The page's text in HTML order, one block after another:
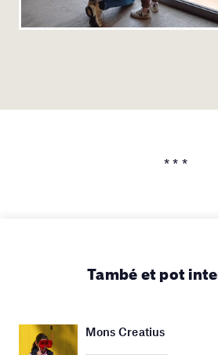
* * *
També et pot
Mons Creatius